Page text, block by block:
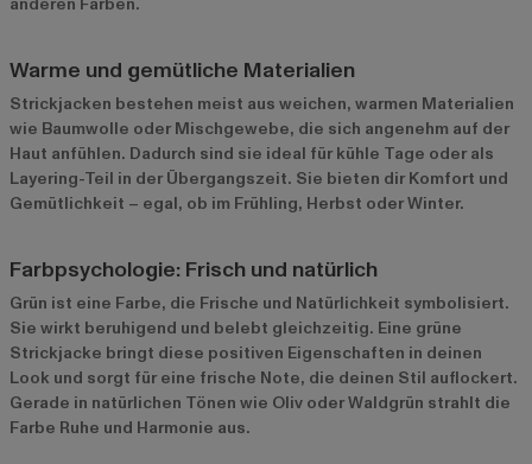
Warme und gemütliche Materialien
Strickjacken bestehen meist aus weichen, warmen Materialien
wie Baumwolle oder Mischgewebe, die sich angenehm auf der
Haut anfühlen. Dadurch sind sie ideal für kühle Tage oder als
Layering-Teil in der Übergangszeit. Sie bieten dir Komfort und
Gemütlichkeit – egal, ob im Frühling, Herbst oder Winter.
Farbpsychologie: Frisch und natürlich
Grün ist eine Farbe, die Frische und Natürlichkeit symbolisiert.
Sie wirkt beruhigend und belebt gleichzeitig. Eine grüne
Strickjacke bringt diese positiven Eigenschaften in deinen
Look und sorgt für eine frische Note, die deinen Stil auflockert.
Gerade in natürlichen Tönen wie Oliv oder Waldgrün strahlt die
Farbe Ruhe und Harmonie aus.